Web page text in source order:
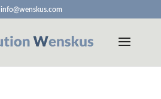
info@wenskus.com